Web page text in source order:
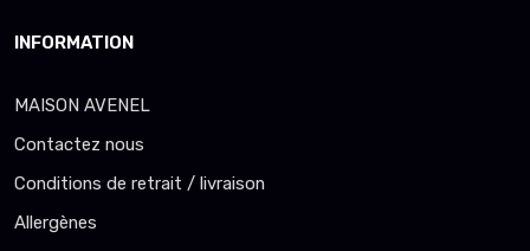
INFORMATION
MAISON AVENEL
Contactez nous
Conditions de retrait / livraison
Allergènes